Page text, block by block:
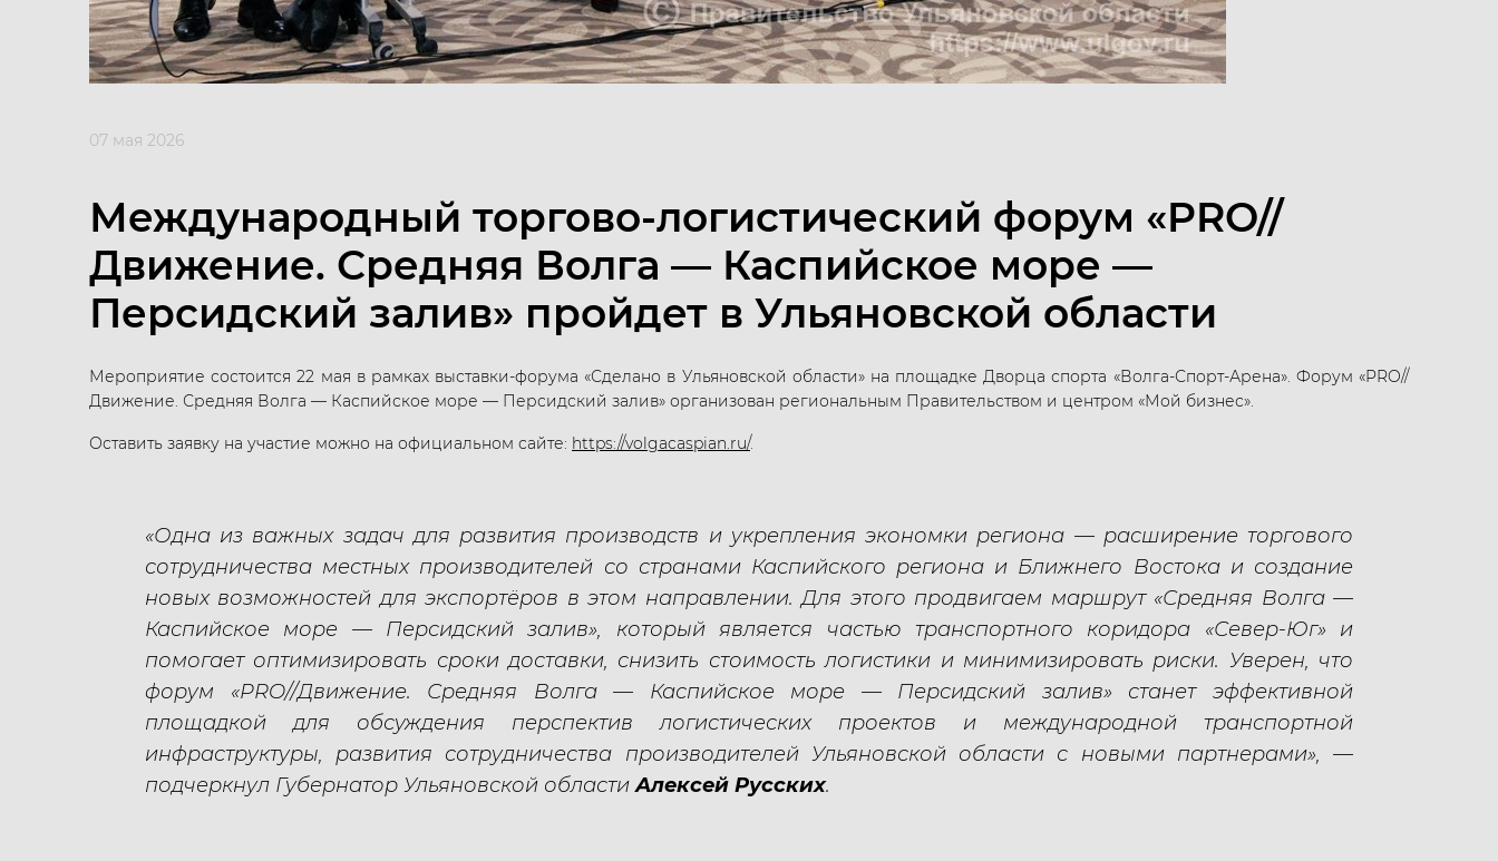
07 мая 2026
Международный торгово-логистический форум «PRO//
Движение. Средняя Волга — Каспийское море —
Персидский залив» пройдет в Ульяновской области
Мероприятие состоится 22 мая в рамках выставки-форума «Сделано в Ульяновской области» на площадке Дворца спорта «Волга-Спорт-Арена». Форум «PRO//
Движение. Средняя Волга — Каспийское море — Персидский залив» организован региональным Правительством и центром «Мой бизнес».
Оставить заявку на участие можно на официальном сайте: https://volgacaspian.ru/.
«Одна из важных задач для развития производств и укрепления экономки региона — расширение торгового
сотрудничества местных производителей со странами Каспийского региона и Ближнего Востока и создание
новых возможностей для экспортёров в этом направлении. Для этого продвигаем маршрут «Средняя Волга —
Каспийское море — Персидский залив», который является частью транспортного коридора «Север-Юг» и
помогает оптимизировать сроки доставки, снизить стоимость логистики и минимизировать риски. Уверен, что
форум «PRO//Движение. Средняя Волга — Каспийское море — Персидский залив» станет эффективной
площадкой для обсуждения перспектив логистических проектов и международной транспортной
инфраструктуры, развития сотрудничества производителей Ульяновской области с новыми партнерами», —
подчеркнул Губернатор Ульяновской областиАлексей Русских.